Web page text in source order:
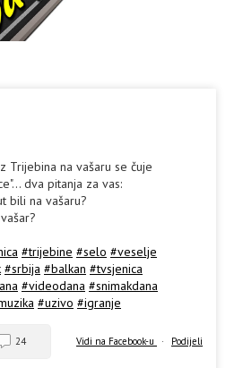
Trijebina na vašaru se čuje
dva pitanja za vas:
bili na vašaru?
#trijebine #selo #veselje
#srbija #balkan #tvsjenica
#videodana #snimakdana
#uzivo #igranje
Vidi na Facebook-u · Podijeli
24